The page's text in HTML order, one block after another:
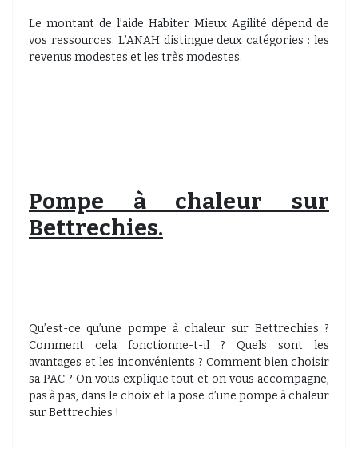
Le montant de l’aide Habiter Mieux Agilité dépend de
vos ressources. L’ANAH distingue deux catégories : les
revenus modestes et les très modestes.
Pompe à chaleur sur
Bettrechies.
Qu’est-ce qu’une pompe à chaleur sur Bettrechies ?
Comment cela fonctionne-t-il ? Quels sont les
avantages et les inconvénients ? Comment bien choisir
sa PAC ? On vous explique tout et on vous accompagne,
pas à pas, dans le choix et la pose d’une pompe à chaleur
sur Bettrechies !